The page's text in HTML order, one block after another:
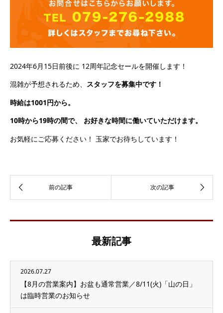
2024年6月15日前後に 12周年記念セールを開催します！
混雑が予想されるため、 スタッフを募集中です！
時給は1001円から。
10時から19時の間で、 お好きな時間に働いていただけます。
お気軽にご応募ください！ 玉家でお待ちしています！
最新記事
2026.07.27
【8月の営業案内】お盆も通常営業／8/11(火)「山の日」
は臨時営業のお知らせ